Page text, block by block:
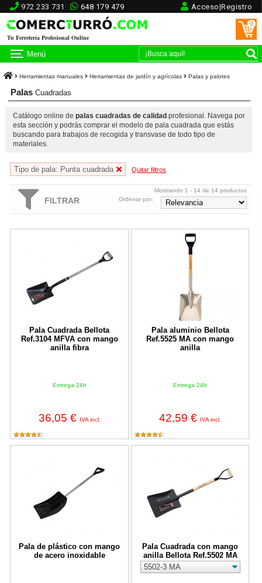
972 233 731 648 179 479 Acceso|Registro
Tu Ferretería Profesional Online
0
Menú
Herramientas manuales Herramientas de jardín y agrícolas Palas y palotes
Palas Cuadradas
Catálogo online de palas cuadradas de calidad profesional. Navega por
esta sección y podrás comprar el modelo de pala cuadrada que estás
buscando para trabajos de recogida y transvase de todo tipo de
materiales.
Tipo de pala: Punta cuadrada Quitar filtros
FILTRAR
Mostrando 1 - 14 de 14 productos
Ordenar por:
Pala Cuadrada Bellota
Ref.3104 MFVA con mango
anilla fibra
Entrega 24h
36,05 € IVA incl.
Pala Cuadrada Bellota Ref.3104 MFVA con mango anilla fibra
Pala aluminio Bellota
Ref.5525 MA con mango
anilla
Entrega 24h
42,59 € IVA incl.
Pala aluminio Bellota Ref.5525
Pala de plástico con mango
de acero inoxidable
Pala Cuadrada con mango
anilla Bellota Ref.5502 MA